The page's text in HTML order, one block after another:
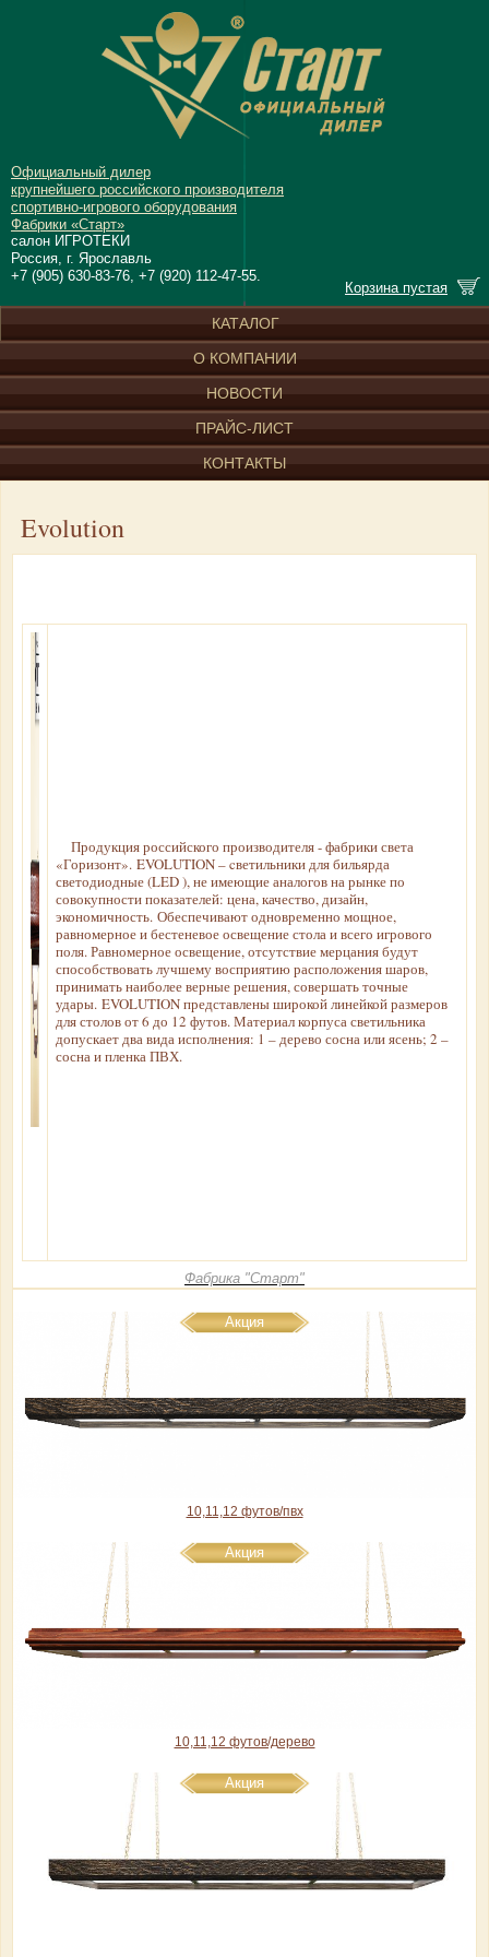
Официальный дилер
крупнейшего российского производителя
спортивно-игрового оборудования
Фабрики «Старт»
салон ИГРОТЕКИ
Россия, г. Ярославль
+7 (905) 630-83-76, +7 (920) 112-47-55.
Корзина пустая
КАТАЛОГ
О КОМПАНИИ
НОВОСТИ
ПРАЙС-ЛИСТ
КОНТАКТЫ
Evolution
Продукция российского производителя - фабрики света
«Горизонт». EVOLUTION – cветильники для бильярда
светодиодные (LED ), не имеющие аналогов на рынке по
совокупности показателей: цена, качество, дизайн,
экономичность. Обеспечивают одновременно мощное,
равномерное и бестеневое освещение стола и всего игрового
поля. Равномерное освещение, отсутствие мерцания будут
способствовать лучшему восприятию расположения шаров,
принимать наиболее верные решения, совершать точные
удары. EVOLUTION представлены широкой линейкой размеров
для столов от 6 до 12 футов. Материал корпуса светильника
допускает два вида исполнения: 1 – дерево сосна или ясень; 2 –
сосна и пленка ПВХ.
Фабрика "Старт"
Акция
10,11,12 футов/пвх
Акция
10,11,12 футов/дерево
Акция